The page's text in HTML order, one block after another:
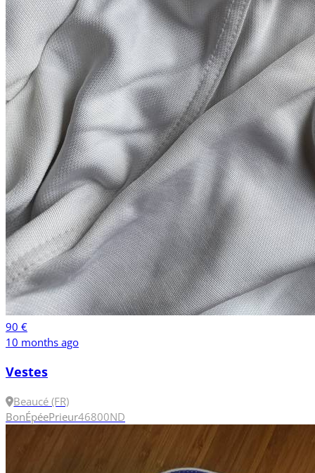
90 €
10 months ago
Vestes
Beaucé (FR)
BonÉpéePrieur46800ND